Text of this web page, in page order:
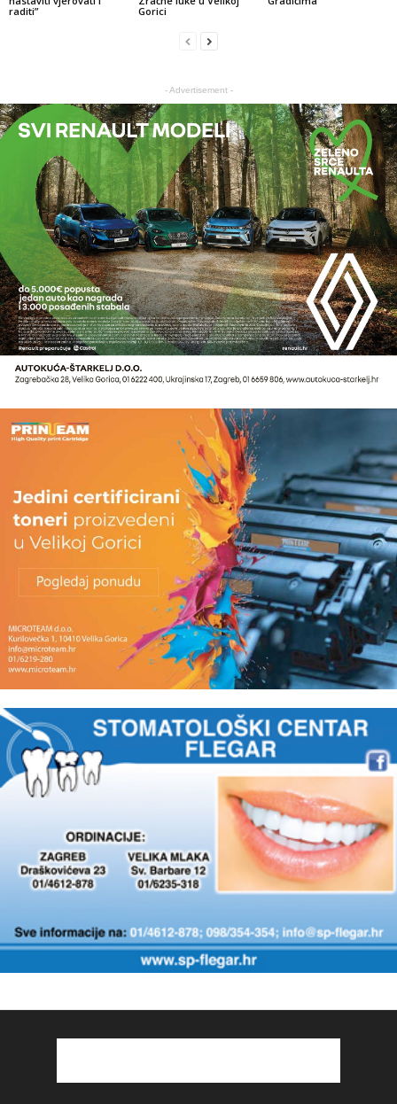
raditi”
Gorici
- Advertisement -